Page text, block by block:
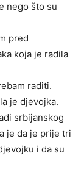
nego što su
pred
koja je radila
raditi.
je djevojka.
srbijanskog
je da je prije tri
i da su